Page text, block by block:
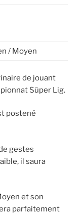
/ Moyen
de jouant
Süper Lig.
postené
gestes
il saura
et son
parfaitement